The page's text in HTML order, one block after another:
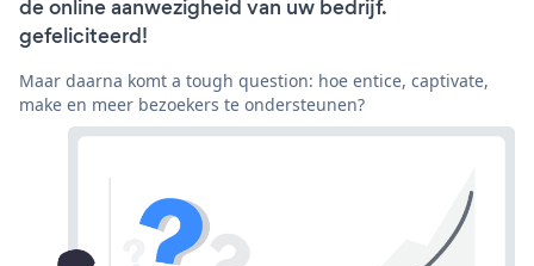
de online aanwezigheid van uw bedrijf.
gefeliciteerd!
Maar daarna komt a tough question: hoe entice, captivate,
make en meer bezoekers te ondersteunen?